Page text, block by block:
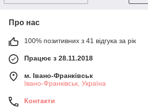
Про нас
100% позитивних з 41 відгука за рік
Працює з 28.11.2018
м. Івано-Франківськ
Івано-Франківськ, Україна
Контакти